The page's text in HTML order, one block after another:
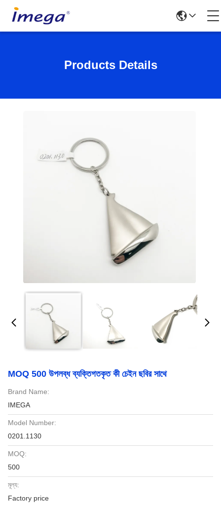
Products Details
MOQ 500 উপলব্ধ ব্যক্তিগতকৃত কী চেইন ছবির সাথে
Brand Name:
IMEGA
Model Number:
0201.1130
MOQ:
500
মূল্য:
Factory price